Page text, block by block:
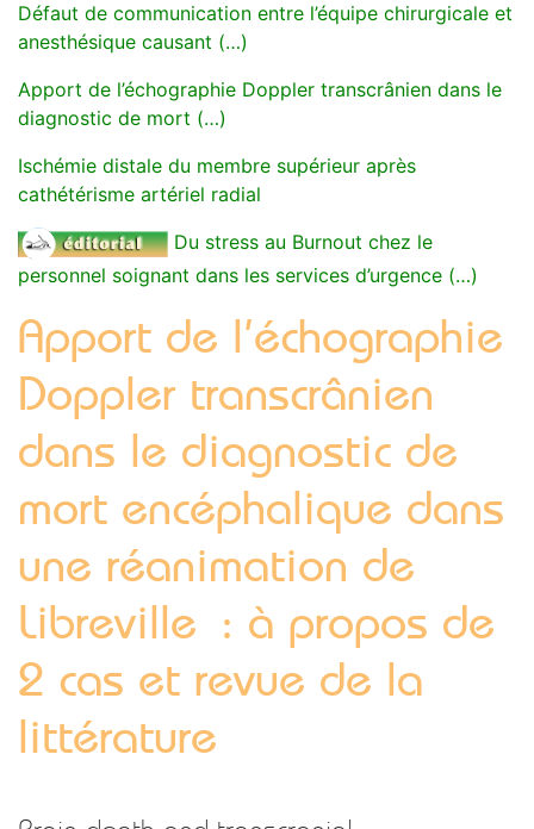
Défaut de communication entre l’équipe chirurgicale et
anesthésique causant (…)
Apport de l’échographie Doppler transcrânien dans le
diagnostic de mort (…)
Ischémie distale du membre supérieur après
cathétérisme artériel radial
Du stress au Burnout chez le
personnel soignant dans les services d’urgence (…)
Apport de l’échographie
Doppler transcrânien
dans le diagnostic de
mort encéphalique dans
une réanimation de
Libreville : à propos de
2 cas et revue de la
littérature